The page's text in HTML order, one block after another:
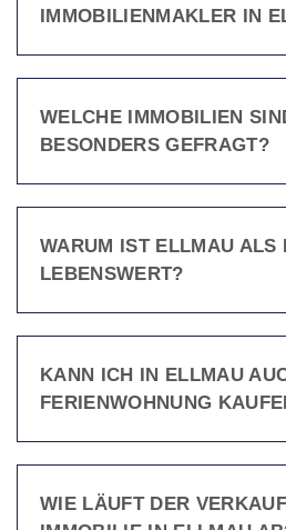
IMMOBILIENMAKLER IN
WELCHE IMMOBILIEN
BESONDERS GEFRAGT?
WARUM IST ELLMAU ALS
LEBENSWERT?
KANN ICH IN ELLMAU
FERIENWOHNUNG
WIE LÄUFT DER